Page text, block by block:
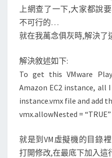
上網查了一下,大家都說
不可行的…
就在我萬念俱灰時,解決了
解決敘述如下:
To get this VMware
Amazon EC2 instance, all
instance.vmx file and add
vmx.allowNested = “TRUE”
就是到VM虛擬機的目錄
打開修改,在最底下加入這